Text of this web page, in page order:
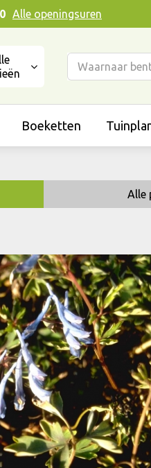
Alle openingsuren
Boeketten
Alle